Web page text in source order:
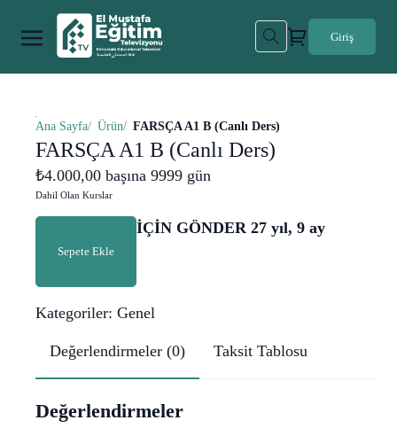
Giriş
Ana Sayfa Ürün FARSÇA A1 B (Canlı Ders)
FARSÇA A1 B (Canlı Ders)
₺4.000,00 başına 9999 gün
Dahil Olan Kurslar
Ders)
adet
Sepete Ekle
İÇİN GÖNDER 27 yıl, 9 ay
Kategoriler: Genel
Değerlendirmeler (0) Taksit Tablosu
Değerlendirmeler